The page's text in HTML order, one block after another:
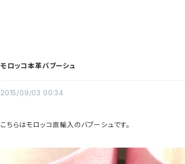
モロッコ本革バブーシュ
2015/09/03 00:34
こちらはモロッコ直輸入のバブーシュです。